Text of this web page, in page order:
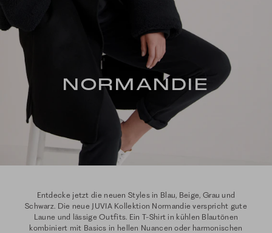
NORMANDIE
Entdecke jetzt die neuen Styles in Blau, Beige, Grau und
Schwarz. Die neue JUVIA Kollektion Normandie verspricht gute
Laune und lässige Outfits. Ein T-Shirt in kühlen Blautönen
kombiniert mit Basics in hellen Nuancen oder harmonischen